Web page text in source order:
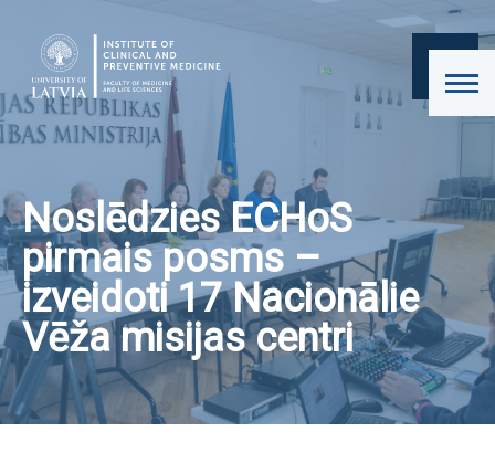
Noslēdzies ECHoS
pirmais posms –
izveidoti 17 Nacionālie
Vēža misijas centri